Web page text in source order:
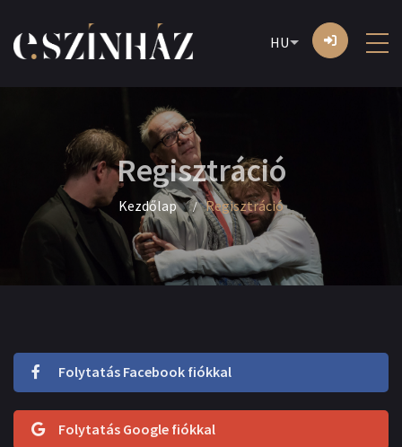
HU
Regisztráció
Kezdőlap Regisztráció
Folytatás Facebook fiókkal
Folytatás Google fiókkal